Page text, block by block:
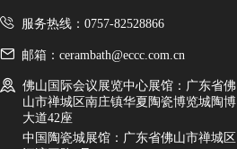
服务热线：0757-82528866
邮箱：cerambath@eccc.com.cn
佛山国际会议展览中心展馆：广东省佛
山市禅城区南庄镇华夏陶瓷博览城陶博
大道42座
中国陶瓷城展馆：广东省佛山市禅城区